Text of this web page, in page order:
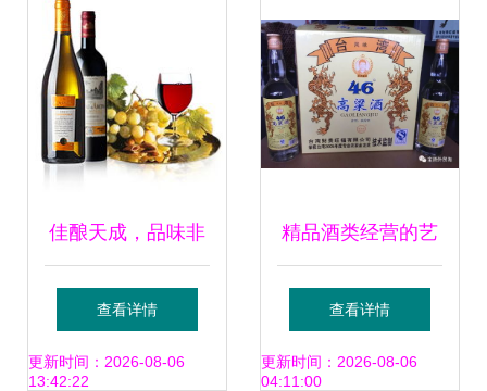
佳酿天成，品味非
凡——XX酒业公司
简介
查看详情
更新时间：2026-08-06
13:42:22
精品酒类经营的艺
术与策略
查看详情
更新时间：2026-08-06
04:11:00